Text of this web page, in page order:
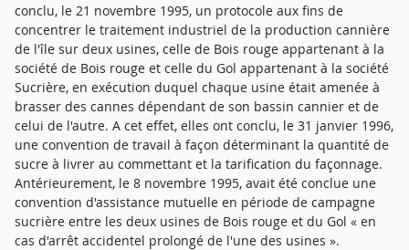
conclu, le 21 novembre 1995, un protocole aux fins de
concentrer le traitement industriel de la production cannière
de l'île sur deux usines, celle de Bois rouge appartenant à la
société de Bois rouge et celle du Gol appartenant à la société
Sucrière, en exécution duquel chaque usine était amenée à
brasser des cannes dépendant de son bassin cannier et de
celui de l'autre. A cet effet, elles ont conclu, le 31 janvier 1996,
une convention de travail à façon déterminant la quantité de
sucre à livrer au commettant et la tarification du façonnage.
Antérieurement, le 8 novembre 1995, avait été conclue une
convention d'assistance mutuelle en période de campagne
sucrière entre les deux usines de Bois rouge et du Gol « en
cas d'arrêt accidentel prolongé de l'une des usines ».